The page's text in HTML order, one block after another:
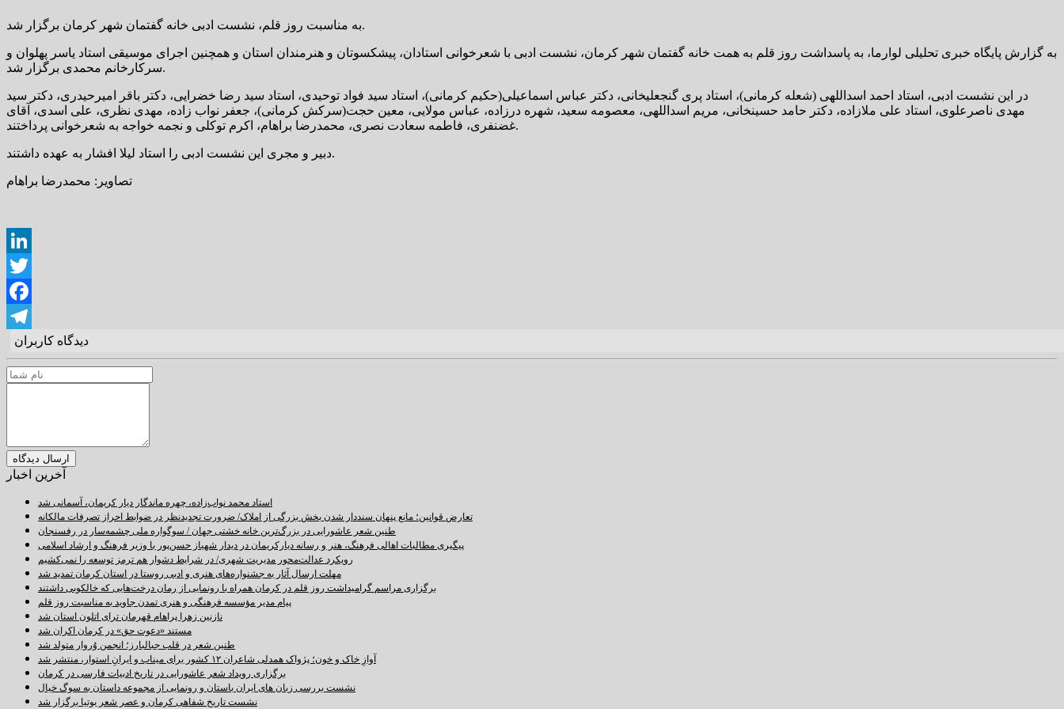
به مناسبت روز قلم، نشست ادبی خانه گفتمان شهر کرمان برگزار شد.
به گزارش پایگاه خبری تحلیلی لوارما، به پاسداشت روز قلم به همت خانه گفتمان شهر کرمان، نشست ادبی با شعرخوانی استادان، پیشکسوتان و هنرمندان استان و همچنین اجرای موسیقی استاد یاسر پهلوان و
سرکارخانم محمدی برگزار شد.
در این نشست ادبی، استاد احمد اسداللهی (شعله کرمانی)، استاد پری گنجعلیخانی، دکتر عباس اسماعیلی(حکیم کرمانی)، استاد سید فواد توحیدی، استاد سید رضا خضرایی، دکتر باقر امیرحیدری، دکتر سید
مهدی ناصرعلوی، استاد علی ملازاده، دکتر حامد حسینخانی، مریم اسداللهی، معصومه سعید، شهره درزاده، عباس مولایی، معین حجت(سرکش کرمانی)، جعفر نواب زاده، مهدی نظری، علی اسدی، آقای
غضنفری، فاطمه سعادت نصری، محمدرضا براهام، اکرم توکلی و نجمه خواجه به شعرخوانی پرداختند.
دبیر و مجری این نشست ادبی را استاد لیلا افشار به عهده داشتند.
تصاویر: محمدرضا براهام
LinkedIn
Twitter
Facebook
Telegram
دیدگاه کاربران
آخرین اخبار
استاد محمد نواب‌زاده، چهره ماندگار دیار کریمان، آسمانی شد
تعارض قوانین؛ مانع پنهان سنددار شدن بخش بزرگی از املاک/ ضرورت تجدیدنظر در ضوابط احراز تصرفات مالکانه
طنین شعر عاشورایی در بزرگ‌ترین خانه خشتی جهان / سوگواره ملی چشمه‌سار در رفسنجان
پیگیری مطالبات اهالی فرهنگ، هنر و رسانه دیارکریمان در دیدار شهباز حسن‌پور با وزیر فرهنگ و ارشاد اسلامی
رویکرد عدالت‌محور مدیریت شهری/ در شرایط دشوار هم ترمز توسعه را نمی‌کشیم
مهلت ارسال آثار به جشنواره‌های هنری و ادبی روستا در استان کرمان تمدید شد
برگزاری مراسم گرامیداشت روز قلم در کرمان همراه با رونمایی از رمان درخت‌هایی که خالکوبی داشتند
پیام مدیر مؤسسه فرهنگی و هنری تمدن جاوید به مناسبت روز قلم
نازنین زهرا پراهام قهرمان ترای اتلون استان شد
مستند «دعوت حق» در کرمان اکران شد
طنین شعر در قلب جبالبارز؛ انجمن وُروار متولد شد
آوازِ خاک و خون؛ پژواک همدلی شاعران ۱۲ کشور برای میناب و ایرانِ استوار، منتشر شد
برگزاری رویداد شعر عاشورایی در تاریخ ادبیات فارسی در کرمان
نشست بررسی زبان های ایران باستان و رونمایی از مجموعه داستان به سوگ خیال
نشست تاریخ شفاهی کرمان و عصر شعر بوتیا برگزار شد